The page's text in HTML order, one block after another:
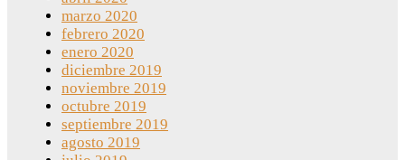
marzo 2020
febrero 2020
enero 2020
diciembre 2019
noviembre 2019
octubre 2019
septiembre 2019
agosto 2019